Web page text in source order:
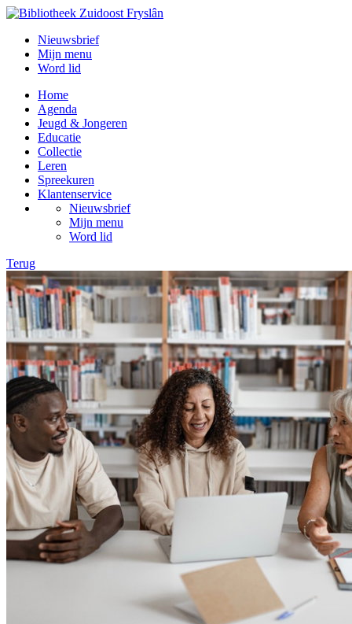
Nieuwsbrief
Mijn menu
Word lid
Home
Agenda
Jeugd & Jongeren
Educatie
Collectie
Leren
Spreekuren
Klantenservice
Nieuwsbrief
Mijn menu
Word lid
Terug